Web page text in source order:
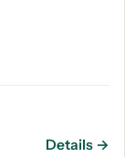
Details →